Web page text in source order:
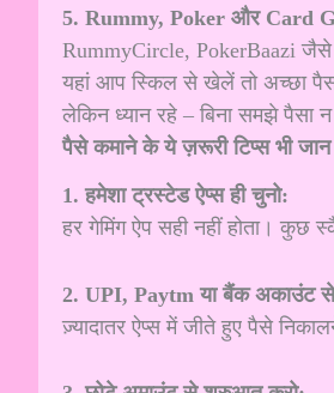
5. Rummy, Poker और Card
RummyCircle, PokerBaazi जैसे
यहां आप स्किल से खेलें तो अच्छा
लेकिन ध्यान रहे – बिना समझे पैसा
पैसे कमाने के ये ज़रूरी टिप्स भी जान
1. हमेशा ट्रस्टेड ऐप्स ही चुनो:
हर गेमिंग ऐप सही नहीं होता। कुछ
2. UPI, Paytm या बैंक अकाउंट
ज़्यादातर ऐप्स में जीते हुए पैसे